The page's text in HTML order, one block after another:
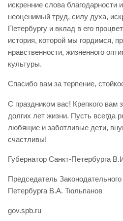
искренние слова благодарности
неоценимый труд, силу духа,
Петербургу и вклад в его
история, которой мы гордимся,
нравственности, жизненного
культуры.
Спасибо вам за терпение,
С праздником вас! Крепкого вам
долгих лет жизни. Пусть всегда
любящие и заботливые дети,
счастливы!
Губернатор Санкт-Петербурга
Председатель
Петербурга В.А. Тюльпанов
gov.spb.ru